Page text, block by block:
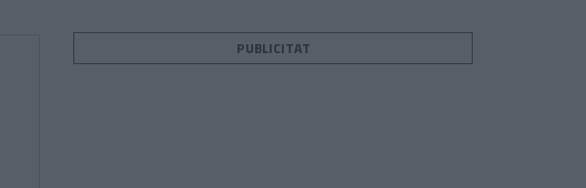
PUBLICITAT